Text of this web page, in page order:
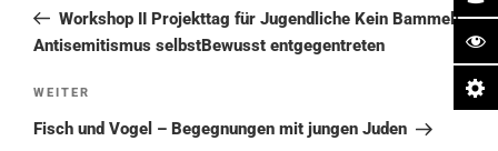
BeitragWorkshop II Projekttag für Jugendliche Kein Bammel!
Antisemitismus selbstBewusst entgegentreten
Nächster
Beitrag
WEITER
Fisch und Vogel – Begegnungen mit jungen Juden